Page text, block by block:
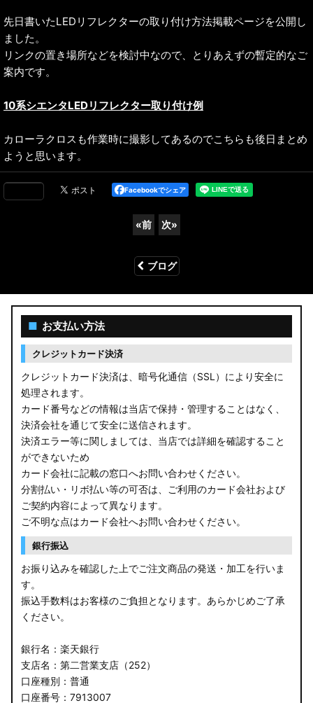
先日書いたLEDリフレクターの取り付け方法掲載ページを公開し
ました。
リンクの置き場所などを検討中なので、とりあえずの暫定的なご
案内です。
10系シエンタLEDリフレクター取り付け例
カローラクロスも作業時に撮影してあるのでこちらも後日まとめ
ようと思います。
Facebookでシェア
«前 次»
ブログ
■ お支払い方法
クレジットカード決済
クレジットカード決済は、暗号化通信（SSL）により安全に
処理されます。
カード番号などの情報は当店で保持・管理することはなく、
決済会社を通じて安全に送信されます。
決済エラー等に関しましては、当店では詳細を確認すること
ができないため
カード会社に記載の窓口へお問い合わせください。
分割払い・リボ払い等の可否は、ご利用のカード会社および
ご契約内容によって異なります。
ご不明な点はカード会社へお問い合わせください。
銀行振込
お振り込みを確認した上でご注文商品の発送・加工を行いま
す。
振込手数料はお客様のご負担となります。あらかじめご了承
ください。
銀行名：楽天銀行
支店名：第二営業支店（252）
口座種別：普通
口座番号：7913007